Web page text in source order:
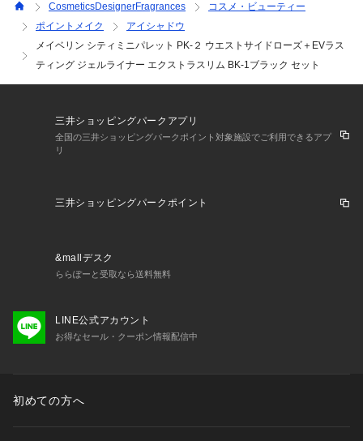
CosmeticsDesignerFragrances
コスメ・ビューティー
ポイントメイク
アイシャドウ
メイベリン シティミニパレット PK-２ ウエストサイドローズ＋EVラス
ティング ジェルライナー エクストラスリム BK-1ブラック セット
三井ショッピングパークアプリ
全国の三井ショッピングパークポイント対象施設でご利用できるアプ
リ
三井ショッピングパークポイント
&mallデスク
ららぽーと受取なら送料無料
LINE公式アカウント
お得なセール・クーポン情報配信中
初めての方へ